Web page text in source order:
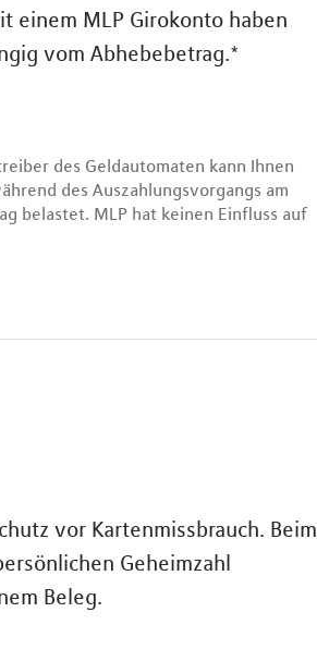
einem MLP Girokonto haben
vom Abhebebetrag.*
des Geldautomaten kann Ihnen
des Auszahlungsvorgangs am
belastet. MLP hat keinen Einfluss auf
vor Kartenmissbrauch. Beim
Geheimzahl
Beleg.